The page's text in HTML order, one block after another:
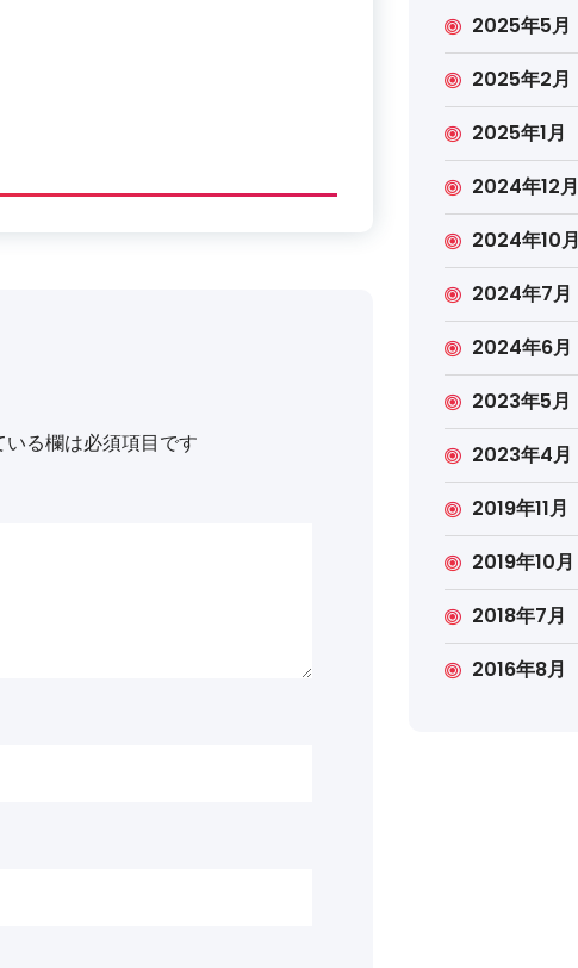
る欄は必須項目です
2025年5月
2025年2月
2025年1月
2024年12月
2024年10月
2024年7月
2024年6月
2023年5月
2023年4月
2019年11月
2019年10月
2018年7月
2016年8月